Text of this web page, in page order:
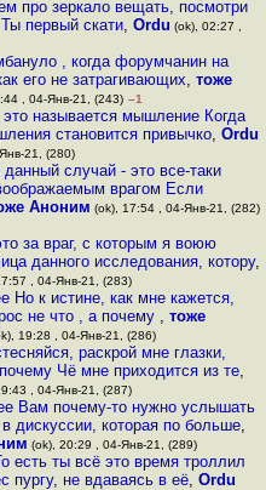
про зеркало вещать, посмотри
первый скати, Ordu (ok), 02:27 ,
, когда форумчанин на
его не затрагивающих,тоже
, 04-Янв-21, (243) –1
называется мышление Когда
становится привычко, Ordu
21, (280)
данный случай - это все-таки
врагом Если
Аноним (ok), 17:54 , 04-Янв-21, (282)
за враг, с которым я воюю
данного исследования, котору,
, 04-Янв-21, (283)
Но к истине, как мне кажется,
не что , а почему , тоже
19:28 , 04-Янв-21, (286)
раскрой мне глазки,
Чё мне приходится из те,
, 04-Янв-21, (287)
Вам почему-то нужно услышать
дискуссии, которая по больше,
(ok), 20:29 , 04-Янв-21, (289)
есть ты всё это время троллил
пургу, не вдаваясь в её, Ordu